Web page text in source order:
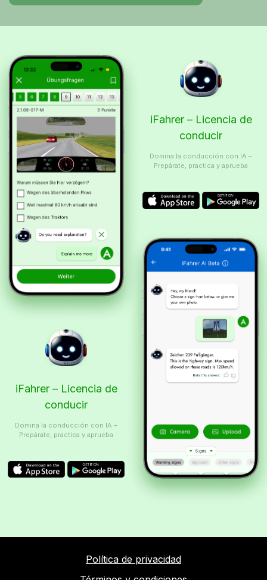
iFahrer – Licencia de
conducir
Domina la conducción con IA –
Prepárate, practica y aprueba
iFahrer – Licencia de
conducir
Domina la conducción con IA –
Prepárate, practica y aprueba
Política de privacidad